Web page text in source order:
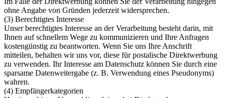
ohne Angabe von Gründen jederzeit widersprechen.
(3) Berechtigtes Interesse
Unser berechtigtes Interesse an der Verarbeitung besteht darin, mit
Ihnen auf schnellem Wege zu kommunizieren und Ihre Anfragen
kostengünstig zu beantworten. Wenn Sie uns Ihre Anschrift
mitteilen, behalten wir uns vor, diese für postalische Direktwerbung
zu verwenden. Ihr Interesse am Datenschutz können Sie durch eine
sparsame Datenweitergabe (z. B. Verwendung eines Pseudonyms)
wahren.
(4) Empfängerkategorien